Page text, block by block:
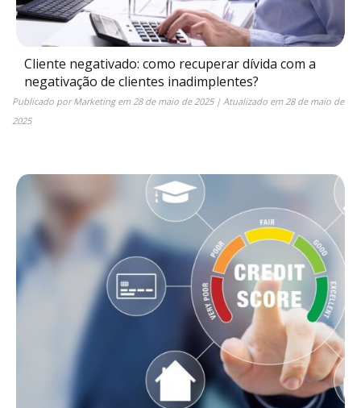
Cliente negativado: como recuperar dívida com a
negativação de clientes inadimplentes?
Publicado porMarketingem28 de maio de 2025| Atualizado em28 de maio de
2025